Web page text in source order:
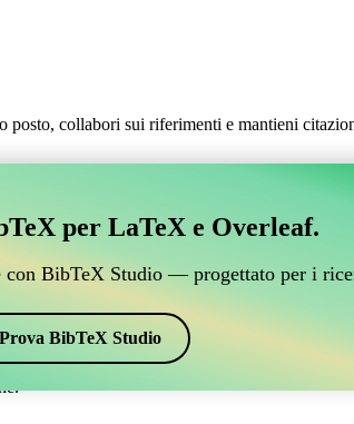
posto, collabori sui riferimenti e mantieni
BibTeX, che si connetta a
BibTeX, che si connetta a Overleaf?”
CiteDrive potrebbe essere perfetto! Ti
Quindi, se stai cercando un modo semplice
per LaTeX e Overleaf.
con BibTeX Studio — progettato per i
Prova BibTeX Studio